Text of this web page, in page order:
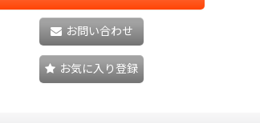
お問い合わせ
お気に入り登録